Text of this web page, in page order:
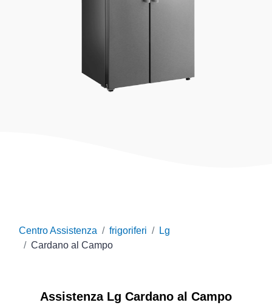
Centro Assistenza frigoriferi
Lg
Cardano al Campo
Assistenza Lg Cardano al Campo